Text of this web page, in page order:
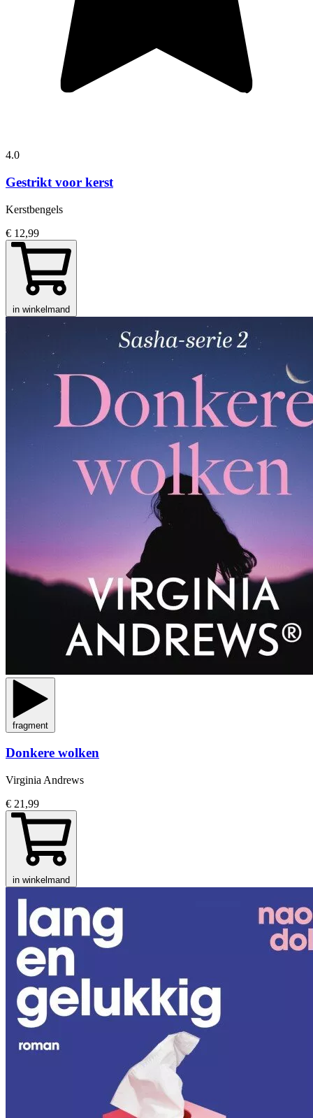
4.0
Gestrikt voor kerst
Kerstbengels
€ 12,99
in winkelmand
fragment
Donkere wolken
Virginia Andrews
€ 21,99
in winkelmand